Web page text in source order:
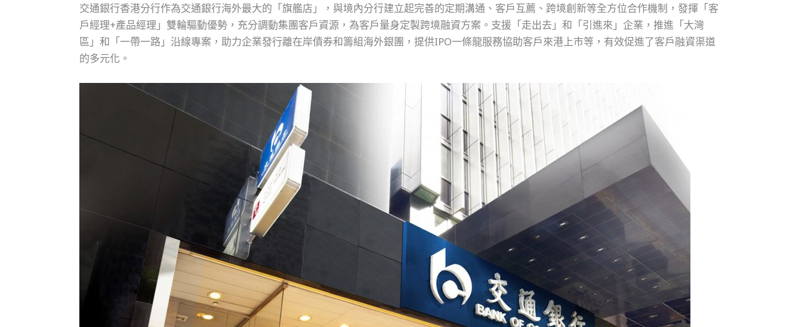
交通銀行香港分行作為交通銀行海外最大的「旗艦店」，與境內分行建立起完善的定期溝通、客戶互薦、跨境創新等全方位合作機制，發揮「客
戶經理+產品經理」雙輪驅動優勢，充分調動集團客戶資源，為客戶量身定製跨境融資方案。支援「走出去」和「引進來」企業，推進「大灣
區」和「一帶一路」沿線專案，助力企業發行離在岸債券和籌組海外銀團，提供IPO一條龍服務協助客戶來港上市等，有效促進了客戶融資渠道
的多元化。